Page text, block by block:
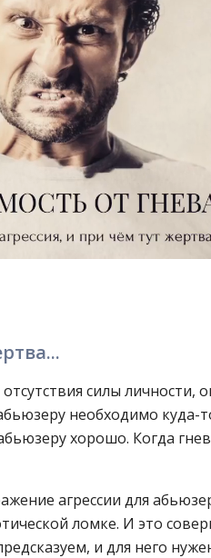
Всё о токсичном
силы
необходимо
хорошо. Когда
агрессии для
ломке. И это
и для него